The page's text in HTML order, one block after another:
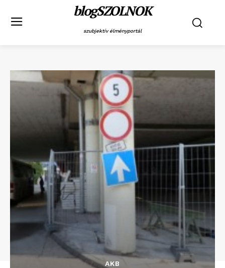
blogSZOLNOK
szubjektív élményportál
AKB